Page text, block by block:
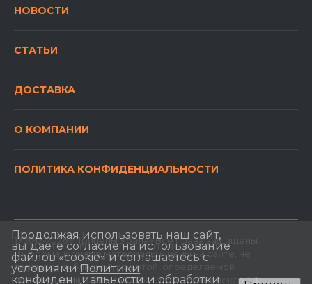
НОВОСТИ
СТАТЬИ
ДОСТАВКА
О КОМПАНИИ
ПОЛИТИКА КОНФИДЕНЦИАЛЬНОСТИ
© 2012-2026 «Прицепы Урала» Все права защищены.
Информационные материалы и цены на сайте, не
являются публичной офертой, определяемой
положениями Статьи 437 Гражданского кодекса РФ.
Продолжая использовать наш сайт,
вы даете согласие на использование
файлов «cookie» и соглашаетесь с
условиямиПолитики
конфиденциальности и обработки